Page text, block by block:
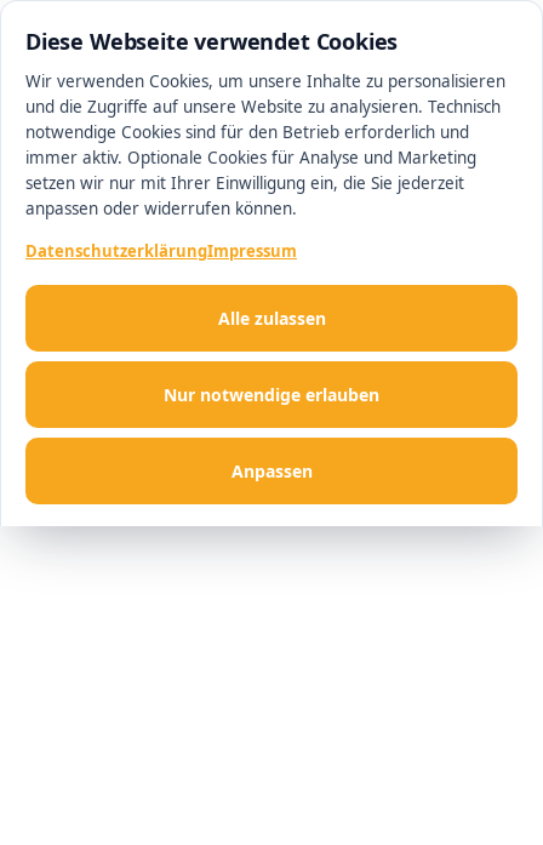
Diese Webseite verwendet Cookies
Wir verwenden Cookies, um unsere Inhalte zu personalisieren
und die Zugriffe auf unsere Website zu analysieren. Technisch
notwendige Cookies sind für den Betrieb erforderlich und
immer aktiv. Optionale Cookies für Analyse und Marketing
setzen wir nur mit Ihrer Einwilligung ein, die Sie jederzeit
anpassen oder widerrufen können.
DatenschutzerklärungImpressum
Nur notwendige erlauben
Anpassen
Alle zulassen